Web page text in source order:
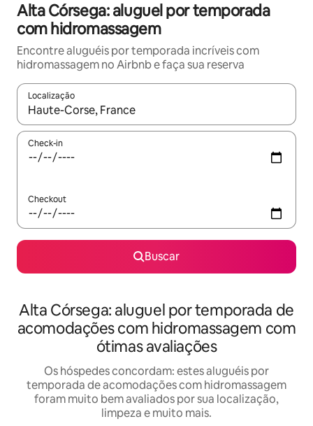
Alta Córsega: aluguel por temporada
com hidromassagem
Encontre aluguéis por temporada incríveis com
hidromassagem no Airbnb e faça sua reserva
Localização
Quando os resultados estiverem disponíveis, explore-os
Check-in
Checkout
Buscar
Alta Córsega: aluguel por temporada de
acomodações com hidromassagem com
ótimas avaliações
Os hóspedes concordam: estes aluguéis por
temporada de acomodações com hidromassagem
foram muito bem avaliados por sua localização,
limpeza e muito mais.